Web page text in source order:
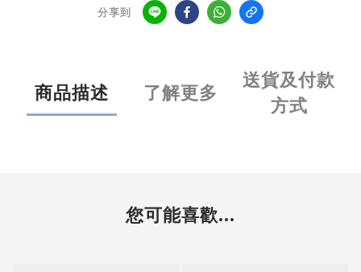
分享到
商品描述 了解更多
送貨及付款
方式
您可能喜歡...